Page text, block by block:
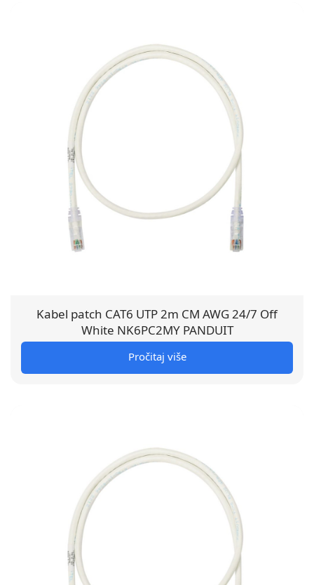
Kabel patch CAT6 UTP 2m CM AWG 24/7 Off
White NK6PC2MY PANDUIT
Pročitaj više